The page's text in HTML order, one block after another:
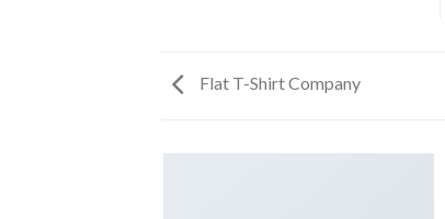
Flat T-Shirt Company